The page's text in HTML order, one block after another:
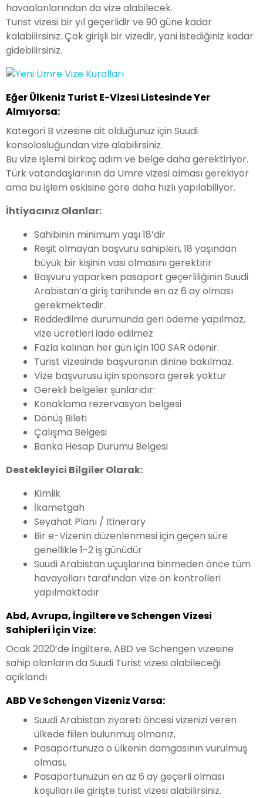
havaalanlarından da vize alabilecek.
Turist vizesi bir yıl geçerlidir ve 90 güne kadar
kalabilirsiniz. Çok girişli bir vizedir, yani istediğiniz kadar
gidebilirsiniz.
Eğer Ülkeniz Turist E-Vizesi Listesinde Yer
Almıyorsa:
Kategori B vizesine ait olduğunuz için Suudi
konsolosluğundan vize alabilirsiniz.
Bu vize işlemi birkaç adım ve belge daha gerektiriyor.
Türk vatandaşlarının da Umre vizesi alması gerekiyor
ama bu işlem eskisine göre daha hızlı yapılabiliyor.
İhtiyacınız Olanlar:
Sahibinin minimum yaşı 18’dir
Reşit olmayan başvuru sahipleri, 18 yaşından
büyük bir kişinin vasi olmasını gerektirir
Başvuru yaparken pasaport geçerliliğinin Suudi
Arabistan’a giriş tarihinde en az 6 ay olması
gerekmektedir.
Reddedilme durumunda geri ödeme yapılmaz,
vize ücretleri iade edilmez
Fazla kalınan her gün için 100 SAR ödenir.
Turist vizesinde başvuranın dinine bakılmaz.
Vize başvurusu için sponsora gerek yoktur
Gerekli belgeler şunlarıdır:
Konaklama rezervasyon belgesi
Dönüş Bileti
Çalışma Belgesi
Banka Hesap Durumu Belgesi
Destekleyici Bilgiler Olarak:
Kimlik
İkametgah
Seyahat Planı / Itinerary
Bir e-Vizenin düzenlenmesi için geçen süre
genellikle 1-2 iş günüdür
Suudi Arabistan uçuşlarına binmeden önce tüm
havayolları tarafından vize ön kontrolleri
yapılmaktadır
Abd, Avrupa, İngiltere ve Schengen Vizesi
Sahipleri İçin Vize:
Ocak 2020’de İngiltere, ABD ve Schengen vizesine
sahip olanların da Suudi Turist vizesi alabileceği
açıklandı
ABD Ve Schengen Vizeniz Varsa:
Suudi Arabistan ziyareti öncesi vizenizi veren
ülkede fiilen bulunmuş olmanız,
Pasaportunuza o ülkenin damgasının vurulmuş
olması,
Pasaportunuzun en az 6 ay geçerli olması
koşulları ile girişte turist vizesi alabilirsiniz.